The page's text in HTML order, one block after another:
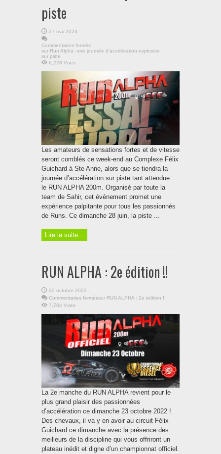
piste
27 mai 2023
Commentaires fermés
sur Run Alpha: une journée d’accélération explosive
sur piste
6,228 Vues
Les amateurs de sensations fortes et de vitesse
seront comblés ce week-end au Complexe Félix
Guichard à Ste Anne, alors que se tiendra la
journée d’accélération sur piste tant attendue :
le RUN ALPHA 200m. Organisé par toute la
team de Sahir, cet événement promet une
expérience palpitante pour tous les passionnés
de Runs. Ce dimanche 28 juin, la piste ...
Lire la suite...
RUN ALPHA : 2e édition !!
20 octobre 2022
Commentaires ferméssur RUN ALPHA : 2e édition !!
7,764 Vues
La 2e manche du RUN ALPHA revient pour le
plus grand plaisir des passionnées
d’accélération ce dimanche 23 octobre 2022 !
Des chevaux, il va y en avoir au circuit Félix
Guichard ce dimanche avec la présence des
meilleurs de la discipline qui vous offriront un
plateau inédit et digne d’un championnat officiel.